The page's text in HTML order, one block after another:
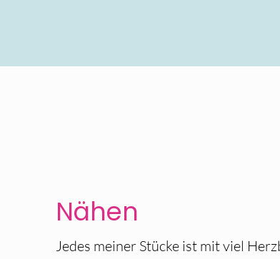
Nähen
Jedes meiner Stücke ist mit viel